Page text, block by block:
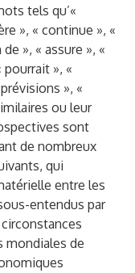
tels qu’«
», « continue », «
», « assure », «
pourrait », «
», «
ou leur
sont
de nombreux
qui
entre les
entendus par
mondiales de